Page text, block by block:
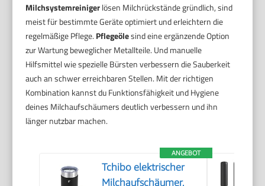
Milchsystemreinigerlösen Milchrückstände gründlich, sind
meist für bestimmte Geräte optimiert und erleichtern die
regelmäßige Pflege. Pflegeölesind eine ergänzende Option
zur Wartung beweglicher Metallteile. Und manuelle
Hilfsmittel wie spezielle Bürsten verbessern die Sauberkeit
auch an schwer erreichbaren Stellen. Mit der richtigen
Kombination kannst du Funktionsfähigkeit und Hygiene
deines Milchaufschäumers deutlich verbessern und ihn
länger nutzbar machen.
ANGEBOT
Tchibo elektrischer
Milchaufschäumer,